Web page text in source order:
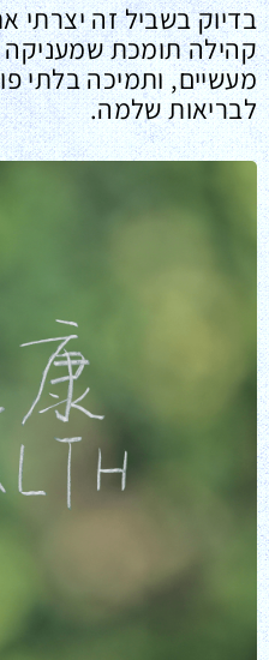
בדיוק בשביל זה יצרתי
קהילה תומכת שמעניקה
מעשיים, ותמיכה בלתי
לבריאות שלמה.